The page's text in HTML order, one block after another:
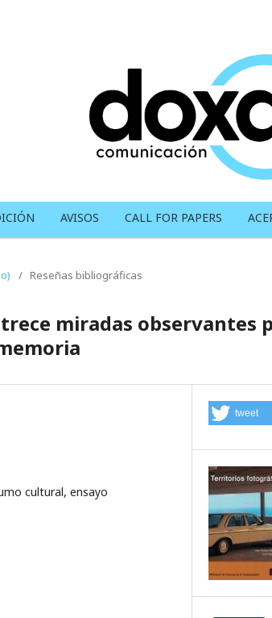
AVISOS CALL FOR PAPERS
/ Reseñas bibliográficas
miradas observantes
cultural, ensayo
tweet